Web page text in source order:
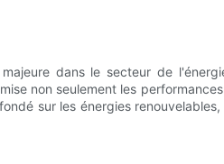
dans le secteur de
non seulement les
sur les énergies